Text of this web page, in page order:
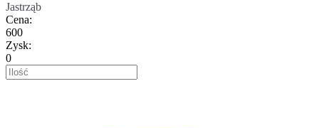
Jastrząb
Cena:
600
Zysk:
0